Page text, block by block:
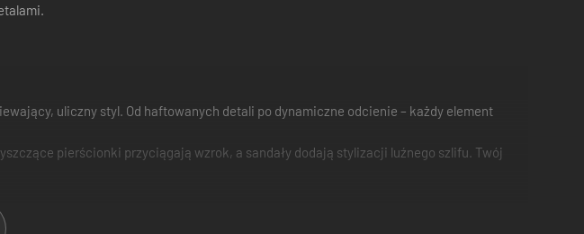
uliczny styl. Od haftowanych detali po dynamiczne odcienie – każdy element
pierścionki przyciągają wzrok, a sandały dodają stylizacji luźnego szlifu. Twój